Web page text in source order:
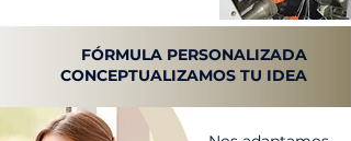
FÓRMULA PERSONALIZADA
CONCEPTUALIZAMOS TU IDEA